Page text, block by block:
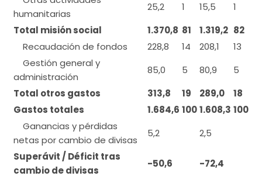
humanitarias
25,2 1 15,5
1
Total misión social
1.370,8 81 1.319,2 82
Recaudación de fondos
228,8 14 208,1
13
Gestión general y
administración
85,0 5 80,9
5
Total otros gastos
313,8 19 289,0
18
Gastos totales
1.684,6 1001.608,3 100
Ganancias y pérdidas
netas por cambio de divisas
5,2
2,5
Superávit / Déficit tras
cambio de divisas
-50,6 -72,4